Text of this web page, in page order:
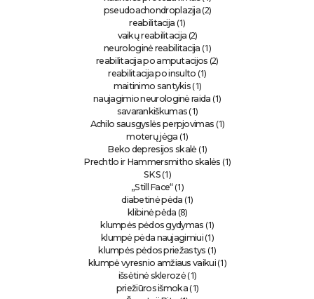
pseudoachondroplazija (2)
reabilitacija (1)
vaikų reabilitacija (2)
neurologinė reabilitacija (1)
reabilitacija po amputacijos (2)
reabilitacija po insulto (1)
maitinimo santykis (1)
naujagimio neurologinė raida (1)
savarankiškumas (1)
Achilo sausgyslės perpjovimas (1)
moterų jėga (1)
Beko depresijos skalė(1)
Prechtlo ir Hammersmitho skalės (1)
SKS(1)
„Still Face“(1)
diabetinė pėda (1)
klibinė pėda (8)
klumpės pėdos gydymas (1)
klumpė pėda naujagimiui(1)
klumpės pėdos priežastys (1)
klumpė vyresnio amžiaus vaikui(1)
išsėtinė sklerozė(1)
priežiūros išmoka(1)